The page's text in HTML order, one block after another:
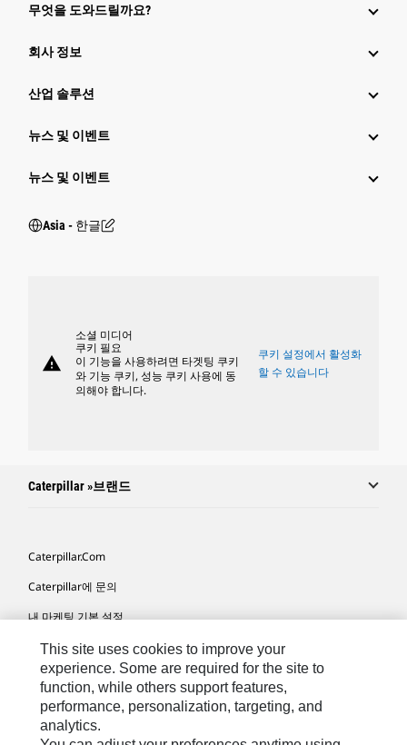
무엇을 도와드릴까요?
회사 정보
산업 솔루션
뉴스 및 이벤트
뉴스 및 이벤트
Asia - 한글
warning
소셜 미디어
쿠키 필요
이 기능을 사용하려면 타겟팅 쿠키
와 기능 쿠키, 성능 쿠키 사용에 동
의해야 합니다.
쿠키 설정에서 활성화
할 수 있습니다
Caterpillar »브랜드
Caterpillar.com
Caterpillar에 문의
내 마케팅 기본 설정
사이트 맵
Cookie Settings
법적 고지
개인정보취급방침
This site uses cookies to improve your
experience. Some are required for the site to
function, while others support features,
performance, personalization, targeting, and
analytics.